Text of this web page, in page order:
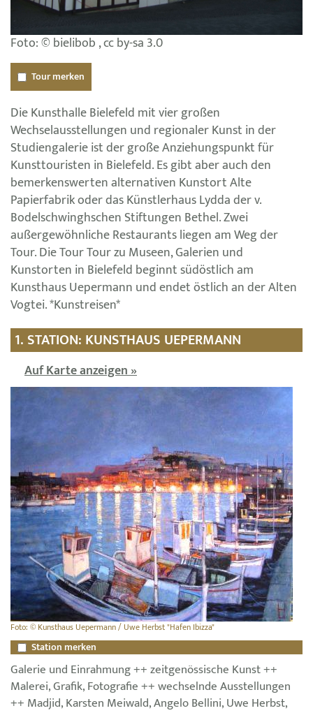
Foto: © bielibob , cc by-sa 3.0
Tour merken
Die Kunsthalle Bielefeld mit vier großen
Wechselausstellungen und regionaler Kunst in der
Studiengalerie ist der große Anziehungspunkt für
Kunsttouristen in Bielefeld. Es gibt aber auch den
bemerkenswerten alternativen Kunstort Alte
Papierfabrik oder das Künstlerhaus Lydda der v.
Bodelschwinghschen Stiftungen Bethel. Zwei
außergewöhnliche Restaurants liegen am Weg der
Tour. Die Tour Tour zu Museen, Galerien und
Kunstorten in Bielefeld beginnt südöstlich am
Kunsthaus Uepermann und endet östlich an der Alten
Vogtei. *Kunstreisen*
1. STATION: KUNSTHAUS UEPERMANN
Auf Karte anzeigen »
Foto: © Kunsthaus Uepermann / Uwe Herbst "Hafen Ibizza"
Station merken
Galerie und Einrahmung ++ zeitgenössische Kunst ++
Malerei, Grafik, Fotografie ++ wechselnde Ausstellungen
++ Madjid, Karsten Meiwald, Angelo Bellini, Uwe Herbst,